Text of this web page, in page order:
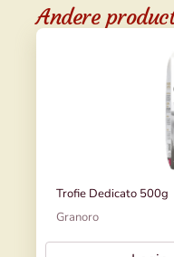
Andere
Trofie Dedicato 500g
Granoro